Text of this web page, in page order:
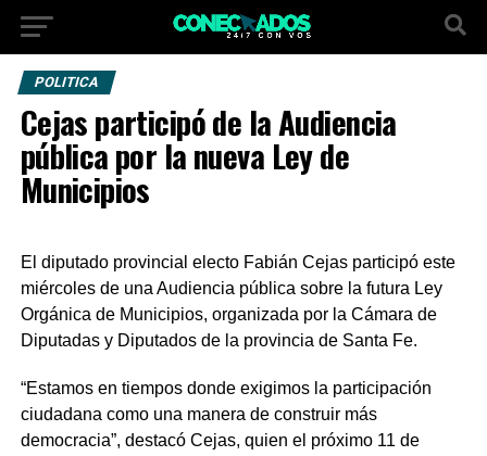
POLITICA
Cejas participó de la Audiencia
pública por la nueva Ley de
Municipios
El diputado provincial electo Fabián Cejas participó este
miércoles de una Audiencia pública sobre la futura Ley
Orgánica de Municipios, organizada por la Cámara de
Diputadas y Diputados de la provincia de Santa Fe.
“Estamos en tiempos donde exigimos la participación
ciudadana como una manera de construir más
democracia”, destacó Cejas, quien el próximo 11 de